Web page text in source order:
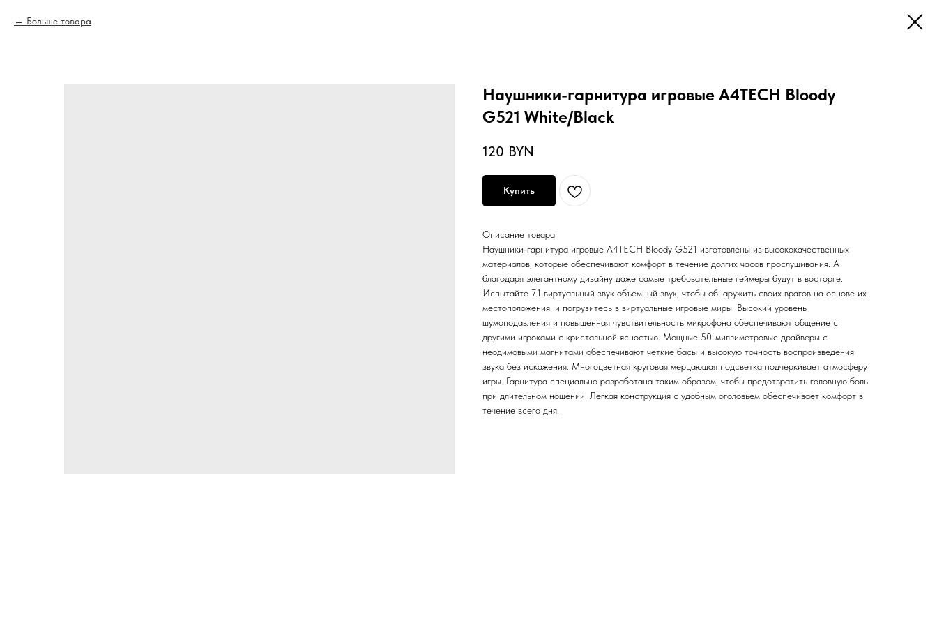
Больше товара
Наушники-гарнитура игровые A4TECH Bloody
G521 White/Black
120 BYN
Купить
Описание товара
Наушники-гарнитура игровые A4TECH Bloody G521 изготовлены из высококачественных
материалов, которые обеспечивают комфорт в течение долгих часов прослушивания. А
благодаря элегантному дизайну даже самые требовательные геймеры будут в восторге.
Испытайте 7.1 виртуальный звук объемный звук, чтобы обнаружить своих врагов на основе их
местоположения, и погрузитесь в виртуальные игровые миры. Высокий уровень
шумоподавления и повышенная чувствительность микрофона обеспечивают общение с
другими игроками с кристальной ясностью. Мощные 50-миллиметровые драйверы с
неодимовыми магнитами обеспечивают четкие басы и высокую точность воспроизведения
звука без искажения. Многоцветная круговая мерцающая подсветка подчеркивает атмосферу
игры. Гарнитура специально разработана таким образом, чтобы предотвратить головную боль
при длительном ношении. Легкая конструкция с удобным оголовьем обеспечивает комфорт в
течение всего дня.